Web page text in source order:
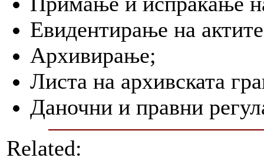
Евидентирање на
Архивирање;
Листа на архивската
Даночни и правни
Related: